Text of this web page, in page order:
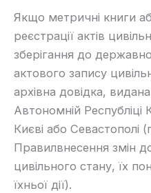
​Якщо метричні книги
реєстрації актів
зберігання до
актового запису
архівна довідка,
Автономній Республіці
Києві або Севастополі
Правилвнесення змін
цивільного стану, їх
їхньої дії).